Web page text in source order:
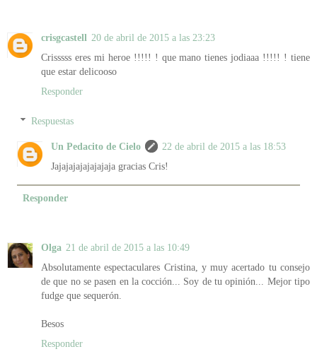
crisgcastell 20 de abril de 2015 a las 23:23
Crisssss eres mi heroe !!!!! ! que mano tienes jodiaaa !!!!! ! tiene
que estar delicooso
Responder
Respuestas
Un Pedacito de Cielo
22 de abril de 2015 a las 18:53
Jajajajajajajajaja gracias Cris!
Responder
Olga 21 de abril de 2015 a las 10:49
Absolutamente espectaculares Cristina, y muy acertado tu consejo
de que no se pasen en la cocción... Soy de tu opinión... Mejor tipo
fudge que sequerón.
Besos
Responder